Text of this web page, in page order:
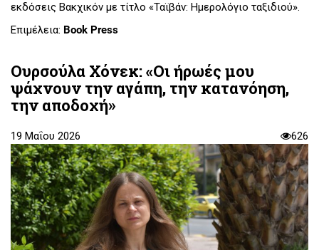
εκδόσεις Βακχικόν με τίτλο «Ταϊβάν: Ημερολόγιο ταξιδιού».
Επιμέλεια: Book Press
Ουρσούλα Χόνεκ: «Οι ήρωές μου
ψάχνουν την αγάπη, την κατανόηση,
την αποδοχή»
19 Μαΐου 2026 626